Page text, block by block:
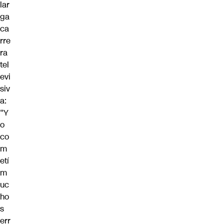
lar
ga
ca
rre
ra
tel
evi
siv
a:
“Y
o
co
m
etí
m
uc
ho
s
err